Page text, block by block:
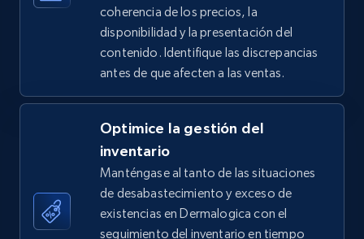
URL, Title, Available, Description, Currency, Initial
price, Final price, Discount percent, and more.
668+ Comenzar ahora
TikTok Shop - discover records by shop url
URL, Title, Available, Description, Currency, Initial
price, Final price, Discount percent, and more.
coherencia de los precios, la
disponibilidad y la presentación del
contenido. Identifique las discrepancias
antes de que afecten a las ventas.
Optimice la gestión del
inventario
Manténgase al tanto de las situaciones
de desabastecimiento y exceso de
existencias en Dermalogica con el
seguimiento del inventario en tiempo